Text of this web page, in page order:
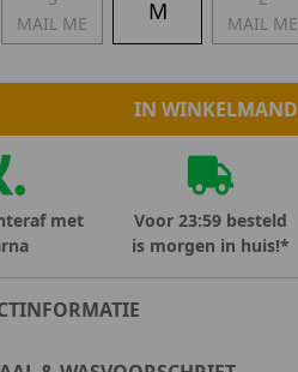
MAIL ME
M
MAIL ME
IN WINKELMAND
met
Voor 23:59 besteld
is morgen in huis!*